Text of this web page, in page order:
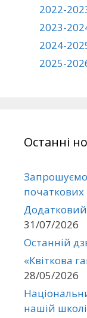
2022-
2023-
2024-
2025-
Останні
початкових
Додатковий
31/07/2026
Останній
«Квіткова
28/05/2026
нашій школі